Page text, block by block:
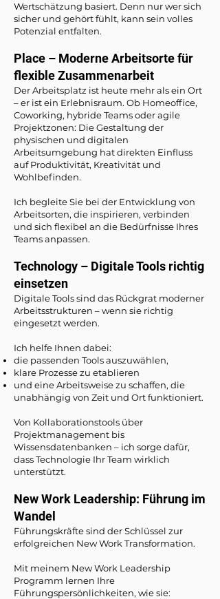
Wertschätzung basiert. Denn nur wer sich
sicher und gehört fühlt, kann sein volles
Potenzial entfalten.
Place – Moderne Arbeitsorte für
flexible Zusammenarbeit
Der Arbeitsplatz ist heute mehr als ein Ort
– er ist ein Erlebnisraum. Ob Homeoffice,
Coworking, hybride Teams oder agile
Projektzonen: Die Gestaltung der
physischen und digitalen
Arbeitsumgebung hat direkten Einfluss
auf Produktivität, Kreativität und
Wohlbefinden.
Ich begleite Sie bei der Entwicklung von
Arbeitsorten, die inspirieren, verbinden
und sich flexibel an die Bedürfnisse Ihres
Teams anpassen.
Technology – Digitale Tools richtig
einsetzen
Digitale Tools sind das Rückgrat moderner
Arbeitsstrukturen – wenn sie richtig
eingesetzt werden.
Ich helfe Ihnen dabei:
die passenden Tools auszuwählen,
klare Prozesse zu etablieren
und eine Arbeitsweise zu schaffen, die
unabhängig von Zeit und Ort funktioniert.
Von Kollaborationstools über
Projektmanagement bis
Wissensdatenbanken – ich sorge dafür,
dass Technologie Ihr Team wirklich
unterstützt.
New Work Leadership: Führung im
Wandel
Führungskräfte sind der Schlüssel zur
erfolgreichen New Work Transformation.
Mit meinem New Work Leadership
Programm lernen Ihre
Führungspersönlichkeiten, wie sie: